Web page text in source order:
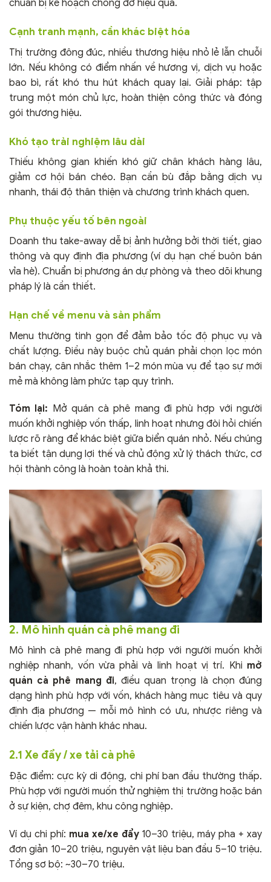
chuẩn bị kế hoạch chống đỡ hiệu quả.
Cạnh tranh mạnh, cần khác biệt hóa
Thị trường đông đúc, nhiều thương hiệu nhỏ lẻ lẫn chuỗi
lớn. Nếu không có điểm nhấn về hương vị, dịch vụ hoặc
bao bì, rất khó thu hút khách quay lại. Giải pháp: tập
trung một món chủ lực, hoàn thiện công thức và đóng
gói thương hiệu.
Khó tạo trải nghiệm lâu dài
Thiếu không gian khiến khó giữ chân khách hàng lâu,
giảm cơ hội bán chéo. Bạn cần bù đắp bằng dịch vụ
nhanh, thái độ thân thiện và chương trình khách quen.
Phụ thuộc yếu tố bên ngoài
Doanh thu take-away dễ bị ảnh hưởng bởi thời tiết, giao
thông và quy định địa phương (ví dụ hạn chế buôn bán
vỉa hè). Chuẩn bị phương án dự phòng và theo dõi khung
pháp lý là cần thiết.
Hạn chế về menu và sản phẩm
Menu thường tinh gọn để đảm bảo tốc độ phục vụ và
chất lượng. Điều này buộc chủ quán phải chọn lọc món
bán chạy, cân nhắc thêm 1–2 món mùa vụ để tạo sự mới
mẻ mà không làm phức tạp quy trình.
Tóm lại: Mở quán cà phê mang đi phù hợp với người
muốn khởi nghiệp vốn thấp, linh hoạt nhưng đòi hỏi chiến
lược rõ ràng để khác biệt giữa biển quán nhỏ. Nếu chúng
ta biết tận dụng lợi thế và chủ động xử lý thách thức, cơ
hội thành công là hoàn toàn khả thi.
2. Mô hình quán cà phê mang đi
Mô hình cà phê mang đi phù hợp với người muốn khởi
nghiệp nhanh, vốn vừa phải và linh hoạt vị trí. Khi mở
quán cà phê mang đi, điều quan trọng là chọn đúng
dạng hình phù hợp với vốn, khách hàng mục tiêu và quy
định địa phương — mỗi mô hình có ưu, nhược riêng và
chiến lược vận hành khác nhau.
2.1 Xe đẩy / xe tải cà phê
Đặc điểm: cực kỳ di động, chi phí ban đầu thường thấp.
Phù hợp với người muốn thử nghiệm thị trường hoặc bán
ở sự kiện, chợ đêm, khu công nghiệp.
Ví dụ chi phí: mua xe/xe đẩy10–30 triệu, máy pha + xay
đơn giản 10–20 triệu, nguyên vật liệu ban đầu 5–10 triệu.
Tổng sơ bộ: ~30–70 triệu.